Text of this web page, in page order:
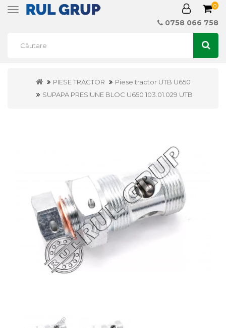
Toggle
0
0758 066 758
PIESE TRACTOR
Piese tractor UTB U650
SUPAPA PRESIUNE BLOC U650 103.01.029 UTB